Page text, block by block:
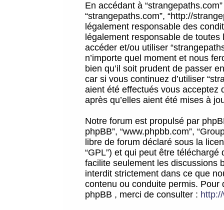
En accédant à
“strangepaths.com”, “http://
légalement responsable des
légalement responsable de
accéder et/ou utiliser
n’importe quel moment et nous
bien qu’il soit prudent de passer
car si vous continuez d’utiliser
aient été effectués vous acceptez
après qu’elles aient été mises à
Notre forum est propulsé par
phpBB”, “www.phpbb.com”,
libre de forum déclaré sous la
“GPL”) et qui peut être téléchargé
facilite seulement les discussions
interdit strictement dans ce que
contenu ou conduite permis.
phpBB , merci de consulter :